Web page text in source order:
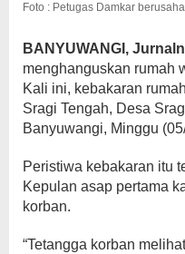
Foto : Petugas Damkar
BANYUWANGI,
menghanguskan rumah
Kali ini, kebakaran
Sragi Tengah, Desa
Banyuwangi, Minggu
Peristiwa kebakaran itu
Kepulan asap pertama
korban.
“Tetangga korban